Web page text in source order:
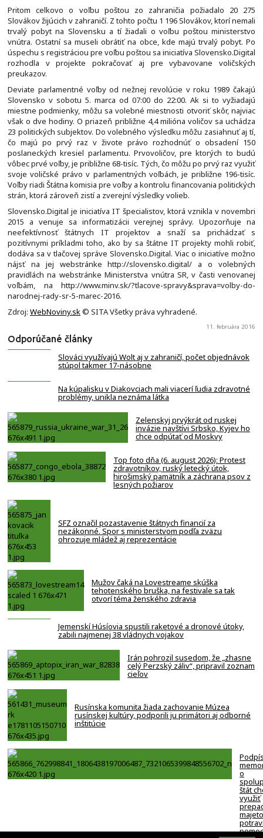
Pritom celkovo o voľbu poštou zo zahraničia požiadalo 20 275
Slovákov žijúcich v zahraničí. Z tohto počtu 1 196 Slovákov, ktorí nemali
trvalý pobyt na Slovensku a tí žiadali o voľbu poštou ministerstvo
vnútra. Ostatní sa museli obrátiť na obce, kde majú trvalý pobyt. Po
úspechu s registráciou pre voľbu poštou sa iniciatíva Slovensko.Digital
rozhodla v projekte pokračovať aj pre vybavovane voličských
preukazov.
Deviate parlamentné voľby od nežnej revolúcie v roku 1989 čakajú
Slovensko v sobotu 5. marca od 07:00 do 22:00. Ak si to vyžiadajú
miestne podmienky, môžu sa volebné miestnosti otvoriť skôr, najviac
však o dve hodiny. O priazeň približne 4,4 milióna voličov sa uchádza
23 politických subjektov. Do volebného výsledku môžu zasiahnuť aj tí,
čo majú po prvý raz v živote právo rozhodnúť o obsadení 150
poslaneckých kresiel parlamentu. Prvovoličov, pre ktorých to budú
vôbec prvé voľby, je približne 68-tisíc. Tých, čo môžu po prvý raz využiť
svoje voličské právo v parlamentných voľbách, je približne 196-tisíc.
Voľby riadi Štátna komisia pre voľby a kontrolu financovania politických
strán, ktorá zároveň zistí a zverejní výsledky volieb.
Slovensko.Digital je iniciatíva IT špecialistov, ktorá vznikla v novembri
2015 a venuje sa informatizácii verejnej správy. Upozorňuje na
neefektívnosť štátnych IT projektov a snaží sa prichádzať s
pozitívnymi príkladmi toho, ako by sa štátne IT projekty mohli robiť,
dodáva sa v tlačovej správe Slovensko.Digital. Viac o iniciatíve možno
nájsť na jej webstránke http://slovensko.digital/ a o volebných
pravidlách na webstránke Ministerstva vnútra SR, v časti venovanej
voľbám, na http://www.minv.sk/?tlacove-spravy&sprava=volby-do-
narodnej-rady-sr-5-marec-2016.
Zdroj: WebNoviny.sk© SITA Všetky práva vyhradené.
11. februára 2016
Odporúčané články
Slováci využívajú Wolt aj v zahraničí, počet objednávok
stúpol takmer 17-násobne
Na kúpalisku v Diakovciach mali viacerí ľudia zdravotné
problémy, unikla neznáma látka
Zelenskyj prvýkrát od ruskej
invázie navštívi Srbsko, Kyjev ho
chce odpútať od Moskvy
Top foto dňa (6. august 2026): Protest
zdravotníkov, ruský letecký útok,
hirošimský pamätník a záchrana psov z
lesných požiarov
SFZ označil pozastavenie štátnych financií za
nezákonné. Spor s ministerstvom podľa zväzu
ohrozuje mládež aj reprezentácie
Mužov čaká na Lovestreame skúška
tehotenského bruška, na festivale sa tak
otvorí téma ženského zdravia
Jemenskí Húsíovia spustili raketové a dronové útoky,
zabili najmenej 38 vládnych vojakov
Irán pohrozil susedom, že „zhasne
celý Perzský záliv“, pripravil zoznam
cieľov
Rusínska komunita žiada zachovanie Múzea
rusínskej kultúry, podporili ju primátori aj odborné
inštitúcie
o
štát
využiť